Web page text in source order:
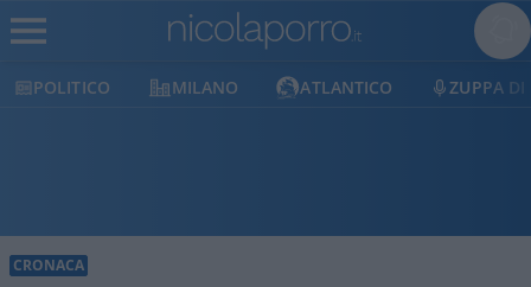
MILANO ATLANTICO ZUPPA DI PORRO
CRONACA